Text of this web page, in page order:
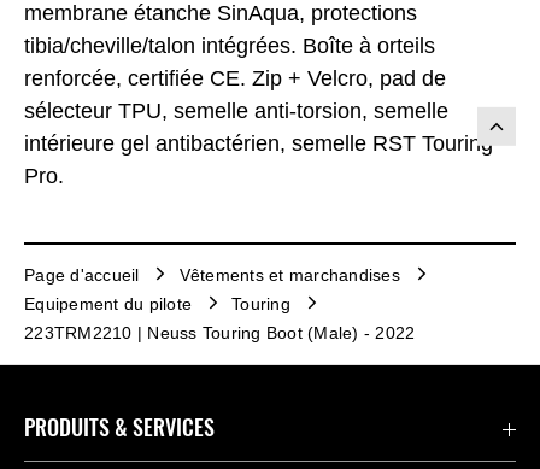
membrane étanche SinAqua, protections
tibia/cheville/talon intégrées. Boîte à orteils
renforcée, certifiée CE. Zip + Velcro, pad de
sélecteur TPU, semelle anti-torsion, semelle
intérieure gel antibactérien, semelle RST Touring
Pro.
Page d'accueil
Vêtements et marchandises
Equipement du pilote
Touring
223TRM2210 | Neuss Touring Boot (Male) - 2022
PRODUITS & SERVICES